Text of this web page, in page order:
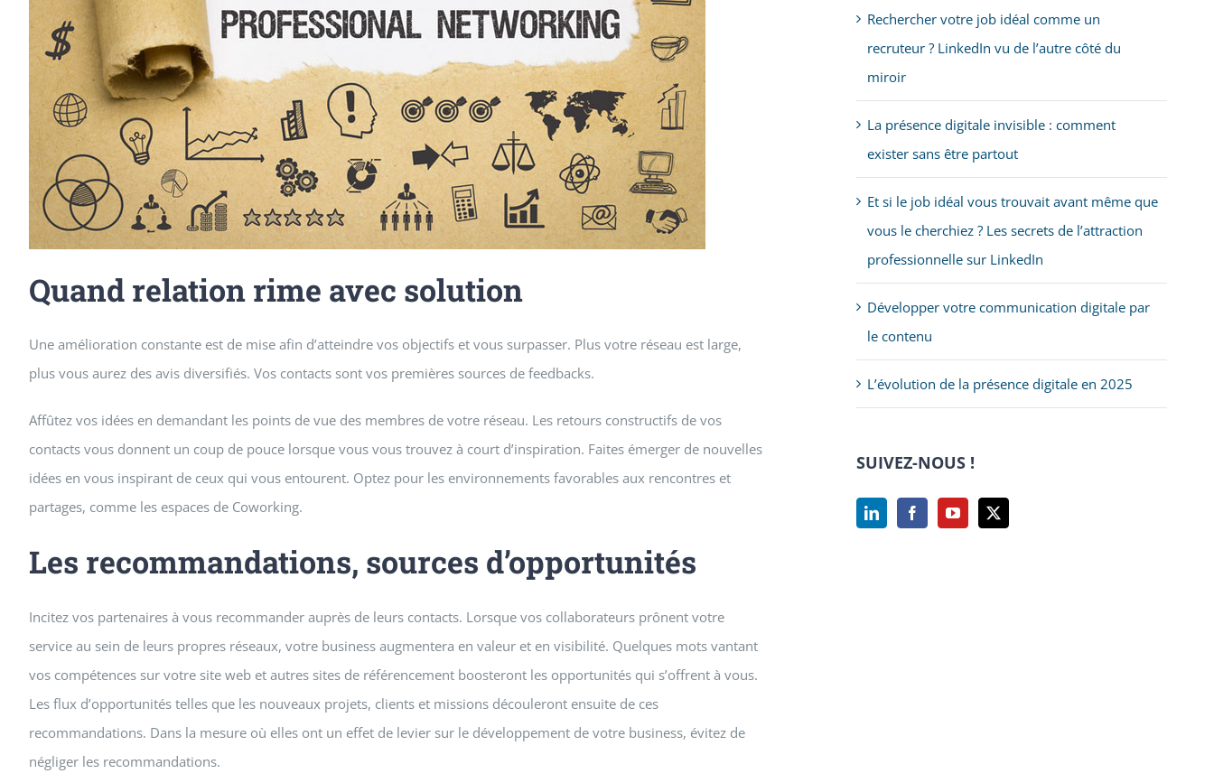
Quand relation rime avec solution
Une amélioration constante est de mise afin d’atteindre vos objectifs et vous surpasser. Plus votre réseau est large,
plus vous aurez des avis diversifiés. Vos contacts sont vos premières sources de feedbacks.
Affûtez vos idées en demandant les points de vue des membres de votre réseau. Les retours constructifs de vos
contacts vous donnent un coup de pouce lorsque vous vous trouvez à court d’inspiration. Faites émerger de nouvelles
idées en vous inspirant de ceux qui vous entourent. Optez pour les environnements favorables aux rencontres et
partages, comme les espaces de Coworking.
Les recommandations, sources d’opportunités
Incitez vos partenaires à vous recommander auprès de leurs contacts. Lorsque vos collaborateurs prônent votre
service au sein de leurs propres réseaux, votre business augmentera en valeur et en visibilité. Quelques mots vantant
vos compétences sur votre site web et autres sites de référencement boosteront les opportunités qui s’offrent à vous.
Les flux d’opportunités telles que les nouveaux projets, clients et missions découleront ensuite de ces
recommandations. Dans la mesure où elles ont un effet de levier sur le développement de votre business, évitez de
négliger les recommandations.
Rechercher votre job idéal comme un
recruteur ? LinkedIn vu de l’autre côté du
miroir
La présence digitale invisible : comment
exister sans être partout
Et si le job idéal vous trouvait avant même que
vous le cherchiez ? Les secrets de l’attraction
professionnelle sur LinkedIn
Développer votre communication digitale par
le contenu
L’évolution de la présence digitale en 2025
SUIVEZ-NOUS !